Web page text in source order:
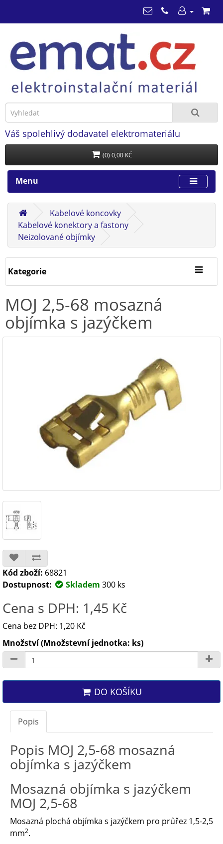
Váš spolehlivý dodavatel elektromateriálu
(0) 0,00 KČ
Menu
Kabelové koncovky
Kabelové konektory a fastony
Neizolované objímky
Kategorie
MOJ 2,5-68 mosazná
objímka s jazýčkem
Kód zboží: 68821
Dostupnost:
Skladem 300 ks
Cena s DPH: 1,45 Kč
Cena bez DPH: 1,20 Kč
Množství (Množstevní jednotka: ks)
DO KOŠÍKU
Popis
Popis MOJ 2,5-68 mosazná
objímka s jazýčkem
Mosazná objímka s jazýčkem
MOJ 2,5-68
Mosazná plochá objímka s jazýčkem pro průřez 1,5-2,5
mm2.